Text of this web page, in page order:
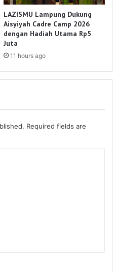
LAZISMU Lampung Dukung
Aisyiyah Cadre Camp 2026
dengan Hadiah Utama Rp5
Juta
11 hours ago
Required fields are